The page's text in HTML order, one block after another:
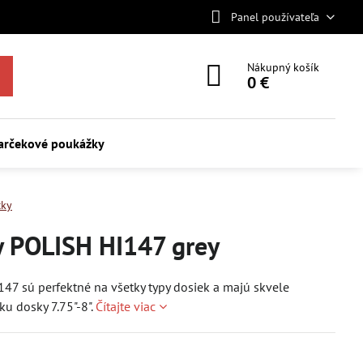
Panel používateľa
Nákupný košík
0 €
poukážky
HI147 grey
sú perfektné na všetky typy dosiek a majú skvele
dosky 7.75"-8". Čítajte viac